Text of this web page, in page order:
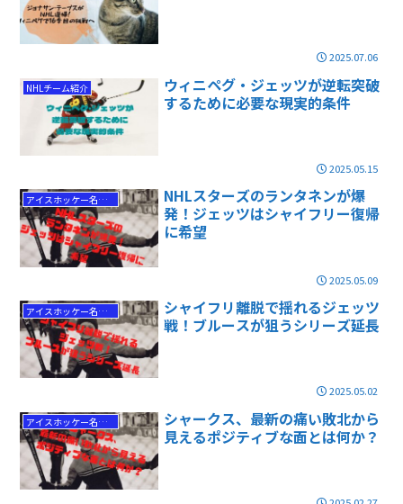
2025.07.06
NHLチーム紹介
ウィニペグ・ジェッツが逆転突破
するために必要な現実的条件
2025.05.15
アイスホッケー名勝負
NHLスターズのランタネンが爆
発！ジェッツはシャイフリー復帰
に希望
2025.05.09
アイスホッケー名勝負
シャイフリ離脱で揺れるジェッツ
戦！ブルースが狙うシリーズ延長
2025.05.02
アイスホッケー名勝負
シャークス、最新の痛い敗北から
見えるポジティブな面とは何か？